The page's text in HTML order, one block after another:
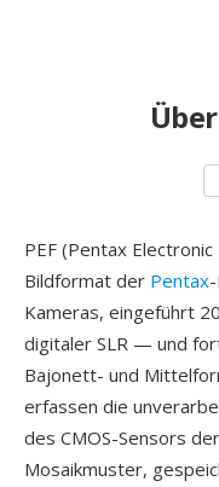
PEF (Pentax
Bildformat der Pentax
Kameras, eingeführt
digitaler SLR — und
Bajonett- und
erfassen die
des CMOS-Sensors
Mosaikmuster,